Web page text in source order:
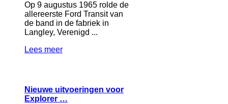
Op 9 augustus 1965 rolde de
allereerste Ford Transit van
de band in de fabriek in
Langley, Verenigd ...
Lees meer
Nieuwe uitvoeringen voor
Explorer …